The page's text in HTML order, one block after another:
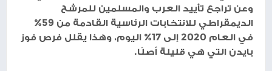
وعن تراجع تأييد العرب والمسلمين للمرشح
الديمقراطي للانتخابات الرئاسية القادمة من 59%
في العام 2020 إلى 17% اليوم، وهذا يقلل فرص فوز
بايدن التي هي قليلة أصلًا.